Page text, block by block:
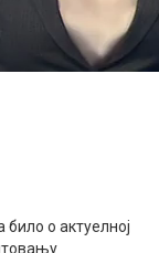
о актуелној